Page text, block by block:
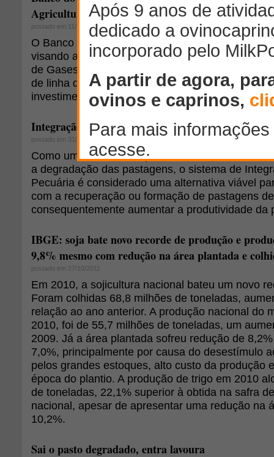
Agricultura de Baixo Carbono (ABC)
postado em 11/11/2011
O Banco do Brasil e a Farsul firmaram um
visando ampliar a divulgação do Programa para
de Gases de Efeito Estufa na Agricultura por
de linha de crédito ABC (Agricultura de Baixo
investimento agropecuário.
Integração Lavoura-Pecuária: uma alternativa
postado em 31/10/2011
Como um dos maiores problemas enfrentados
a degradação das pastagens, o sistema de
Pecuária é considerado uma alternativa viável
com a recuperação ou formação de pastagens
consequentemente aumentar a produtividade da
IBGE: soja bate novo recorde de produção e
9,8% mesmo com redução na área plantada e
postado em 27/10/2011
Em 2010, a sojicultura nacional bateu um novo
Foram colhidas 68,8 milhões de toneladas,
relação ao ano anterior. A produção nacional do
2010, foi de 55,7 milhões de toneladas, um
2009. Já a área plantada sofreu redução de
7,0%, principalmente por causa do desestímulo
pelos grandes estoques, alto custo da produção
época do plantio. A produção de trigo em 2010
de toneladas, 22,1% superior à obtida na safra
nacional, apesar de apresentar uma redução na
10,2%.
Sai o pasto degradado, entra lavoura